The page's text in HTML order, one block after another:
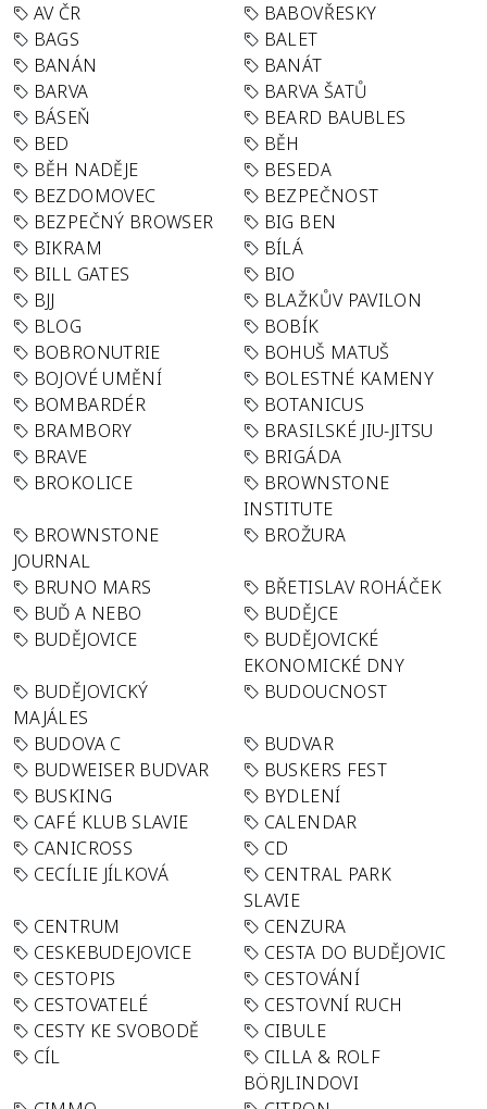
AV ČR
BABOVŘESKY
BAGS
BALET
BANÁN
BANÁT
BARVA
BARVA ŠATŮ
BÁSEŇ
BEARD BAUBLES
BED
BĚH
BĚH NADĚJE
BESEDA
BEZDOMOVEC
BEZPEČNOST
BEZPEČNÝ BROWSER
BIG BEN
BIKRAM
BÍLÁ
BILL GATES
BIO
BJJ
BLAŽKŮV PAVILON
BLOG
BOBÍK
BOBRONUTRIE
BOHUŠ MATUŠ
BOJOVÉ UMĚNÍ
BOLESTNÉ KAMENY
BOMBARDÉR
BOTANICUS
BRAMBORY
BRASILSKÉ JIU-JITSU
BRAVE
BRIGÁDA
BROKOLICE
BROWNSTONE
INSTITUTE
BROWNSTONE
JOURNAL
BROŽURA
BRUNO MARS
BŘETISLAV ROHÁČEK
BUĎ A NEBO
BUDĚJCE
BUDĚJOVICE
BUDĚJOVICKÉ
EKONOMICKÉ DNY
BUDĚJOVICKÝ
MAJÁLES
BUDOUCNOST
BUDOVA C
BUDVAR
BUDWEISER BUDVAR
BUSKERS FEST
BUSKING
BYDLENÍ
CAFÉ KLUB SLAVIE
CALENDAR
CANICROSS
CD
CECÍLIE JÍLKOVÁ
CENTRAL PARK
SLAVIE
CENTRUM
CENZURA
CESKEBUDEJOVICE
CESTA DO BUDĚJOVIC
CESTOPIS
CESTOVÁNÍ
CESTOVATELÉ
CESTOVNÍ RUCH
CESTY KE SVOBODĚ
CIBULE
CÍL
CILLA & ROLF
BÖRJLINDOVI